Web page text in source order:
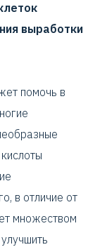
выработки
помочь в
в отличие от
множеством